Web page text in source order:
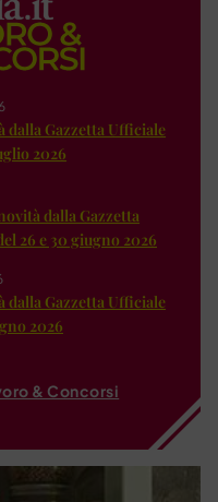
dalla Gazzetta Ufficiale
2026
dalla Gazzetta
26 e 30 giugno 2026
dalla Gazzetta Ufficiale
2026
& Concorsi